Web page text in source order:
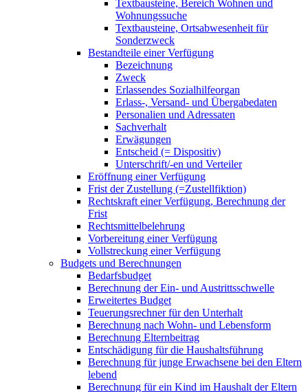
Textbausteine, Bereich Wohnen und
Wohnungssuche
Textbausteine, Ortsabwesenheit für
Sonderzweck
Bestandteile einer Verfügung
Bezeichnung
Zweck
Erlassendes Sozialhilfeorgan
Erlass-, Versand- und Übergabedaten
Personalien und Adressaten
Sachverhalt
Erwägungen
Entscheid (= Dispositiv)
Unterschrift/-en und Verteiler
Eröffnung einer Verfügung
Frist der Zustellung (=Zustellfiktion)
Rechtskraft einer Verfügung, Berechnung der
Frist
Rechtsmittelbelehrung
Vorbereitung einer Verfügung
Vollstreckung einer Verfügung
Budgets und Berechnungen
Bedarfsbudget
Berechnung der Ein- und Austrittsschwelle
Erweitertes Budget
Teuerungsrechner für den Unterhalt
Berechnung nach Wohn- und Lebensform
Berechnung Elternbeitrag
Entschädigung für die Haushaltsführung
Berechnung für junge Erwachsene bei den Eltern
lebend
Berechnung für ein Kind im Haushalt der Eltern